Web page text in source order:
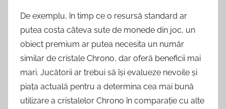
De exemplu, în timp ce o resursă standard ar
putea costa câteva sute de monede din joc, un
obiect premium ar putea necesita un număr
similar de cristale Chrono, dar oferă beneficii mai
mari. Jucătorii ar trebui să își evalueze nevoile și
piața actuală pentru a determina cea mai bună
utilizare a cristalelor Chrono în comparație cu alte